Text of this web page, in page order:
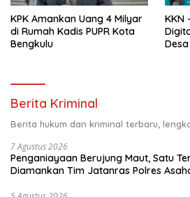
KPK Amankan Uang 4 Milyar
di Rumah Kadis PUPR Kota
Bengkulu
KKN
Berita Kriminal
Berita hukum dan kriminal terbaru,
7 Agustus 2026
Penganiayaan Berujung Maut, Satu
Diamankan Tim Jatanras Polres